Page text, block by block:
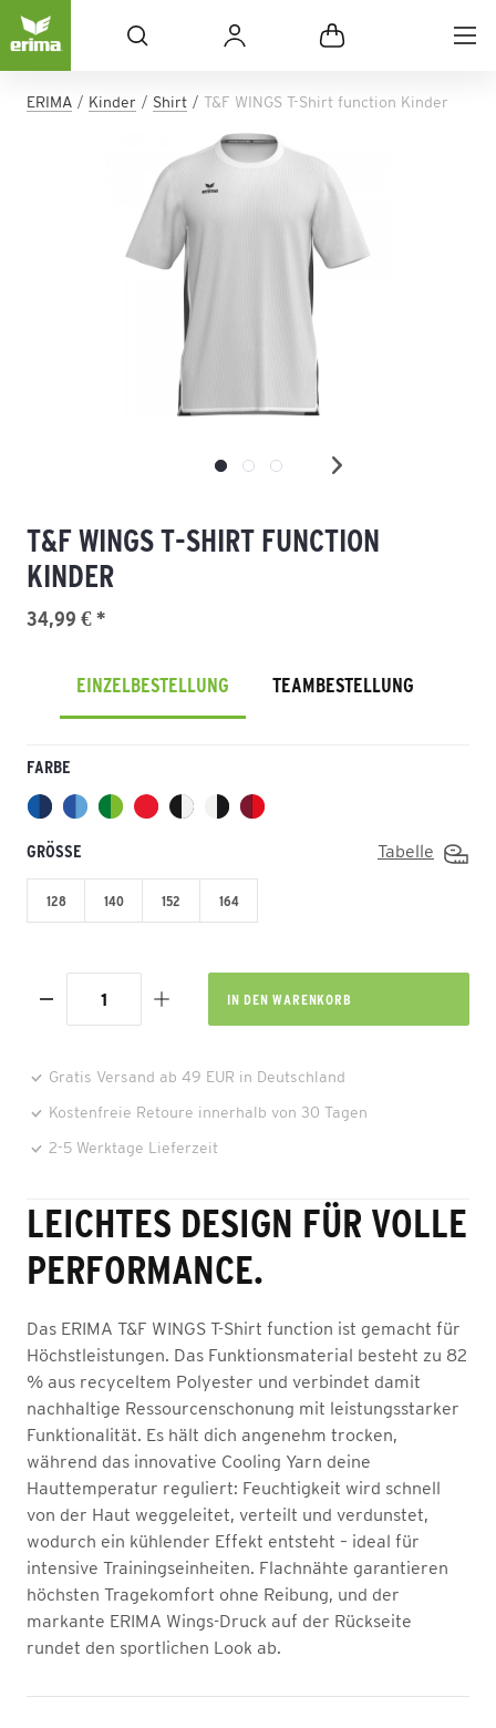
ERIMA Kinder Shirt T&F WINGS T-Shirt function Kinder
T&F WINGS T-SHIRT FUNCTION
KINDER
34,99 € *
EINZELBESTELLUNG TEAMBESTELLUNG
FARBE
GRÖSSE Tabelle
128 140 152 164
IN DEN WARENKORB
Gratis Versand ab 49 EUR in Deutschland
Kostenfreie Retoure innerhalb von 30 Tagen
2-5 Werktage Lieferzeit
LEICHTES DESIGN FÜR VOLLE
PERFORMANCE.
Das ERIMA T&F WINGS T-Shirt function ist gemacht für
Höchstleistungen. Das Funktionsmaterial besteht zu 82
% aus recyceltem Polyester und verbindet damit
nachhaltige Ressourcenschonung mit leistungsstarker
Funktionalität. Es hält dich angenehm trocken,
während das innovative Cooling Yarn deine
Hauttemperatur reguliert: Feuchtigkeit wird schnell
von der Haut weggeleitet, verteilt und verdunstet,
wodurch ein kühlender Effekt entsteht – ideal für
intensive Trainingseinheiten. Flachnähte garantieren
höchsten Tragekomfort ohne Reibung, und der
markante ERIMA Wings-Druck auf der Rückseite
rundet den sportlichen Look ab.